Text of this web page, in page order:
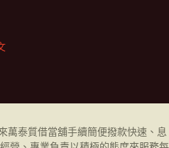
萬泰質借當舖手續簡便撥款快速、息